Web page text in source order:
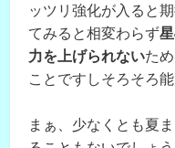
ッツリ強化が入ると
てみると相変わらず
力を上げられないた
ことですしそろそろ
まぁ、少なくとも夏